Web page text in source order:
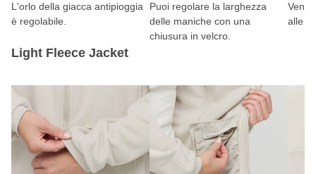
L'orlo della giacca antipioggia
è regolabile.
Puoi regolare la larghezza
delle maniche con una
chiusura in velcro.
alle
Light Fleece Jacket